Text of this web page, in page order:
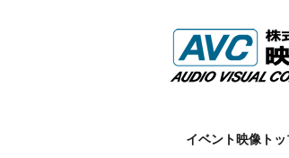
イベント映像トッ